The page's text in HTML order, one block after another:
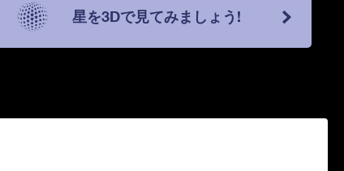
星を3Dで見てみましょう!